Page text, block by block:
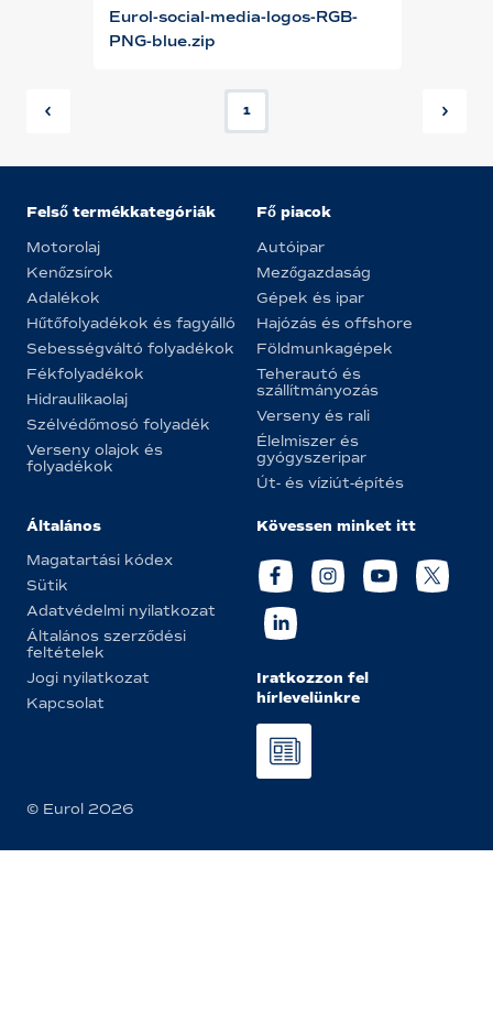
Eurol-social-media-logos-RGB-
PNG-blue.zip
1
Felső termékkategóriák
Motorolaj
Kenőzsírok
Adalékok
Hűtőfolyadékok és fagyálló
Sebességváltó folyadékok
Fékfolyadékok
Hidraulikaolaj
Szélvédőmosó folyadék
Verseny olajok és
folyadékok
Fő piacok
Autóipar
Mezőgazdaság
Gépek és ipar
Hajózás és offshore
Földmunkagépek
Teherautó és
szállítmányozás
Verseny és rali
Élelmiszer és
gyógyszeripar
Út- és víziút-építés
Általános
Magatartási kódex
Sütik
Adatvédelmi nyilatkozat
Általános szerződési
feltételek
Jogi nyilatkozat
Kapcsolat
Kövessen minket itt
Iratkozzon fel
hírlevelünkre
© Eurol 2026